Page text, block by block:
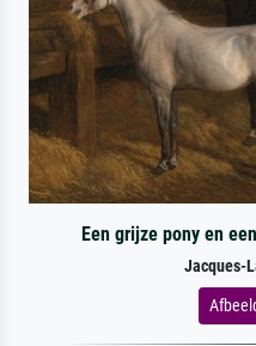
Een grijze pony en
Jacques-